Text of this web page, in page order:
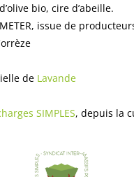
bio, cire d’abeille.
issue de
de Lavande
SIMPLES, depuis la